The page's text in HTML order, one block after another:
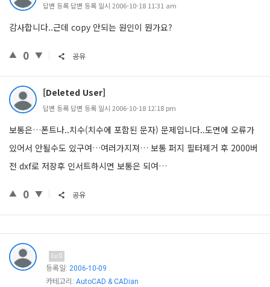
답변 등록 답변 등록 일시 2006-10-18 11:31 am
감사합니다..근데 copy 안되는 원인이 뭔가요?
0 공유
[Deleted User]
답변 등록 답변 등록 일시 2006-10-18 12:18 pm
보통은…폰트나..치수(치수에 포함된 문자) 문제입니다..도면에 오류가
있어서 안될수도 있구여…여러가지져… 보통 퍼지 필터제거 후 2000버
전 dxf로 저장후 인서트하시면 보통은 되여…
0 공유
Lv.0
등록일: 2006-10-09
카테고리: AutoCAD & CADian